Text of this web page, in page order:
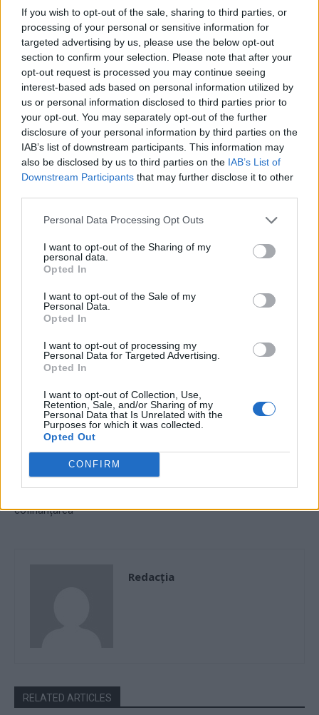
If you wish to opt-out of the sale, sharing to third parties, or
processing of your personal or sensitive information for
targeted advertising by us, please use the below opt-out
section to confirm your selection. Please note that after your
opt-out request is processed you may continue seeing
interest-based ads based on personal information utilized by
us or personal information disclosed to third parties prior to
your opt-out. You may separately opt-out of the further
disclosure of your personal information by third parties on the
IAB’s list of downstream participants. This information may
also be disclosed by us to third parties on the IAB’s List of
Downstream Participants that may further disclose it to other
Personal Data Processing Opt Outs
I want to opt-out of the Sharing of my
personal data.
Opted In
I want to opt-out of the Sale of my
Personal Data.
Opted In
I want to opt-out of processing my
Personal Data for Targeted Advertising.
Opted In
I want to opt-out of Collection, Use,
Retention, Sale, and/or Sharing of my
Personal Data that Is Unrelated with the
Purposes for which it was collected.
Opted Out
CONFIRM
Ordinarul ăla de vaccin nu mă interesează!”
*Incredibilul Mircea Lucescu! La 75 de ani,
câștigă titlul cu Dinamo Kiev, spulberându-și
„creația braziliană” de la Șahtior Donețk
- Advertisement -
tratament Covid
Articolul precedent
RAJA Constanța continuă
programul de modernizare și
dezvoltare a sistemelor de
alimentare cu apă și de
colectare-tratare a apei
uzate din județul Constanța.
cofinanțarea
La Sectorul 1, USR-PLUS și
PNL s-au înțeles, bugetul a
Armand: „Facem investiții
Redacţia
RELATED ARTICLES